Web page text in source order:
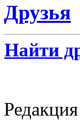
Друзья
Найти